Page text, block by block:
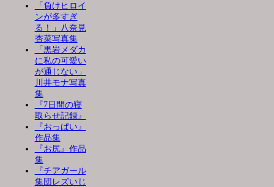
「負けヒロイ
ンが多すぎ
る！」八奈見
杏菜写真集
「黒岩メダカ
に私の可愛い
が通じない」
川井モナ写真
集
『7日間の寝
取らせ記録』
『おっぱい』
作品集
『お尻』作品
集
『チアガール
集団レズいじ